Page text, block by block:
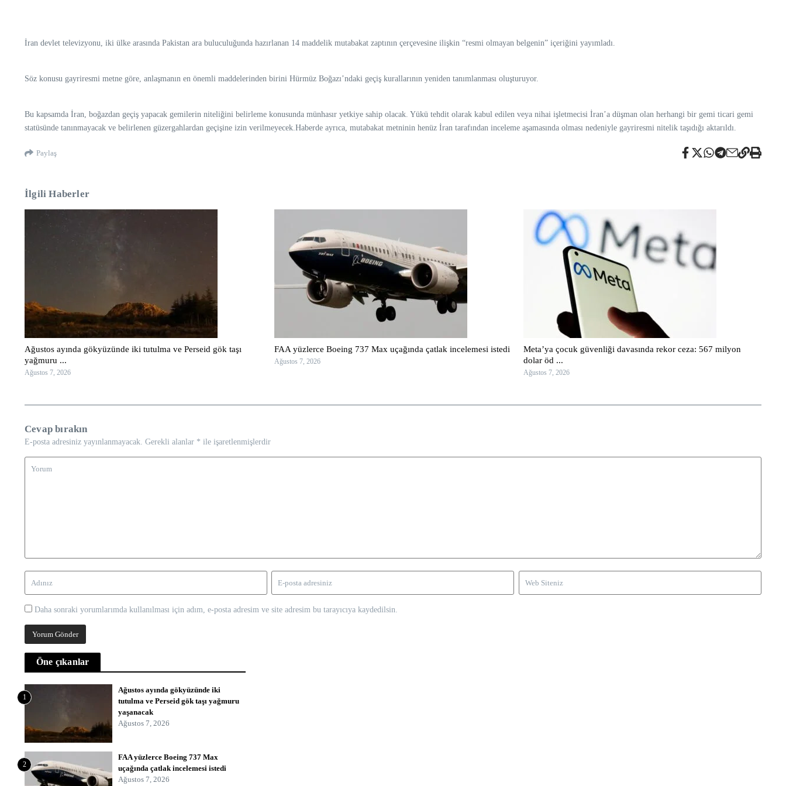
İran devlet televizyonu, iki ülke arasında Pakistan ara buluculuğunda hazırlanan 14 maddelik mutabakat zaptının çerçevesine ilişkin “resmi olmayan belgenin” içeriğini yayımladı.
Söz konusu gayriresmi metne göre, anlaşmanın en önemli maddelerinden birini Hürmüz Boğazı’ndaki geçiş kurallarının yeniden tanımlanması oluşturuyor.
Bu kapsamda İran, boğazdan geçiş yapacak gemilerin niteliğini belirleme konusunda münhasır yetkiye sahip olacak. Yükü tehdit olarak kabul edilen veya nihai işletmecisi İran’a düşman olan herhangi bir gemi ticari gemi
statüsünde tanınmayacak ve belirlenen güzergahlardan geçişine izin verilmeyecek.Haberde ayrıca, mutabakat metninin henüz İran tarafından inceleme aşamasında olması nedeniyle gayriresmi nitelik taşıdığı aktarıldı.
Paylaş
İlgili Haberler
Ağustos ayında gökyüzünde iki tutulma ve Perseid gök taşı
yağmuru ...
Ağustos 7, 2026
FAA yüzlerce Boeing 737 Max uçağında çatlak incelemesi istedi
Ağustos 7, 2026
Meta’ya çocuk güvenliği davasında rekor ceza: 567 milyon
dolar öd ...
Ağustos 7, 2026
Cevap bırakın
E-posta adresiniz yayınlanmayacak. Gerekli alanlar * ile işaretlenmişlerdir
Daha sonraki yorumlarımda kullanılması için adım, e-posta adresim ve site adresim bu tarayıcıya kaydedilsin.
Öne çıkanlar
1
Ağustos ayında gökyüzünde iki
tutulma ve Perseid gök taşı yağmuru
yaşanacak
Ağustos 7, 2026
2
FAA yüzlerce Boeing 737 Max
uçağında çatlak incelemesi istedi
Ağustos 7, 2026